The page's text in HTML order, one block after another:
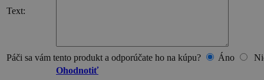
Text:
Páči sa vám tento produkt a odporúčate ho na kúpu? Áno
Ohodnotiť